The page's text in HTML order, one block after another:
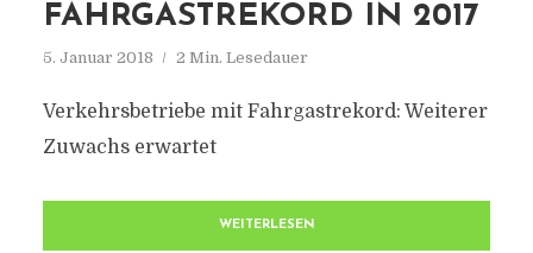
FAHRGASTREKORD IN 2017
5. Januar 2018 2 Min. Lesedauer
Verkehrsbetriebe mit Fahrgastrekord: Weiterer
Zuwachs erwartet
WEITERLESEN